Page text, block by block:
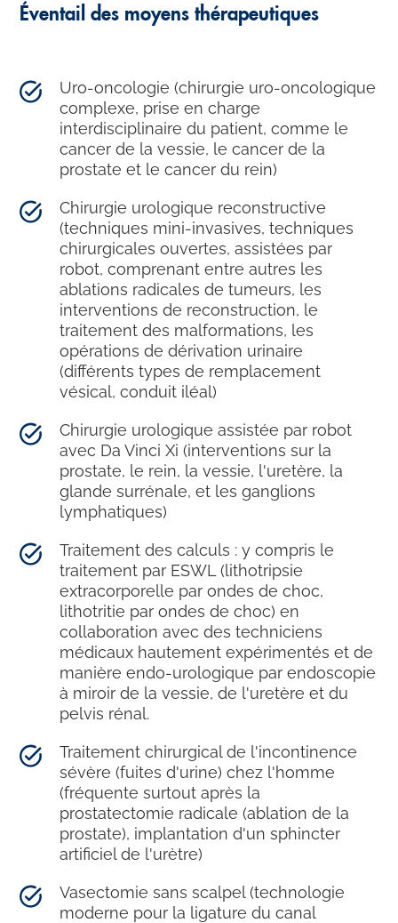
Éventail des moyens thérapeutiques
Uro-oncologie (chirurgie uro-oncologique
complexe, prise en charge
interdisciplinaire du patient, comme le
cancer de la vessie, le cancer de la
prostate et le cancer du rein)
Chirurgie urologique reconstructive
(techniques mini-invasives, techniques
chirurgicales ouvertes, assistées par
robot, comprenant entre autres les
ablations radicales de tumeurs, les
interventions de reconstruction, le
traitement des malformations, les
opérations de dérivation urinaire
(différents types de remplacement
vésical, conduit iléal)
Chirurgie urologique assistée par robot
avec Da Vinci Xi (interventions sur la
prostate, le rein, la vessie, l'uretère, la
glande surrénale, et les ganglions
lymphatiques)
Traitement des calculs : y compris le
traitement par ESWL (lithotripsie
extracorporelle par ondes de choc,
lithotritie par ondes de choc) en
collaboration avec des techniciens
médicaux hautement expérimentés et de
manière endo-urologique par endoscopie
à miroir de la vessie, de l'uretère et du
pelvis rénal.
Traitement chirurgical de l'incontinence
sévère (fuites d'urine) chez l'homme
(fréquente surtout après la
prostatectomie radicale (ablation de la
prostate), implantation d'un sphincter
artificiel de l'urètre)
Vasectomie sans scalpel (technologie
moderne pour la ligature du canal